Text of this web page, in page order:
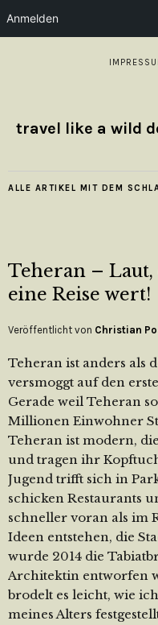
travel like a wild
ALLE ARTIKEL MIT DEM
Teheran –
eine Reise wert!
Veröffentlicht von Christian
Teheran ist anders als
versmoggt auf den
Gerade weil Teheran
Millionen Einwohner
Teheran ist modern,
und tragen ihr
Jugend trifft sich in
schicken Restaurants
schneller voran als im
Ideen entstehen, die
wurde 2014 die
Architektin entworfen
brodelt es leicht, wie
meines Alters
Anmelden